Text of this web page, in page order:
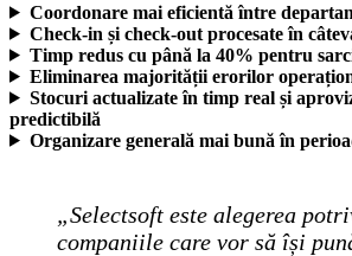
Coordonare mai eficientă între
Check-in și check-out procesate în
Timp redus cu până la 40% pentru
Eliminarea majorității erorilor
Stocuri actualizate în timp real și
predictibilă
Organizare generală mai bună în
„Selectsoft este alegerea
companiile care vor să își